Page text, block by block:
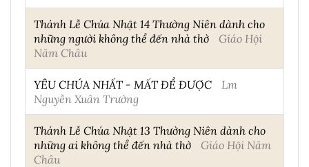
Thánh Lễ Chúa Nhật 14 Thường Niên dành cho
những người không thể đến nhà thờ
Giáo Hội
Năm Châu
YÊU CHÚA NHẤT - MẤT ĐỂ ĐƯỢC
Lm
Nguyễn Xuân Trường
Thánh Lễ Chúa Nhật 13 Thường Niên dành cho
những ai không thể đến nhà thờ
Giáo Hội Năm
Châu